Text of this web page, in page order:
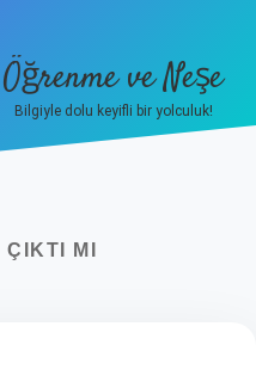
Öğrenme ve Neşe
Bilgiyle dolu keyifli bir yolculuk!
MI